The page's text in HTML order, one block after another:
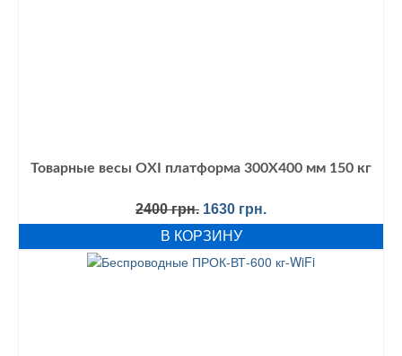
Товарные весы OXI платформа 300Х400 мм 150 кг
2400грн. Первоначальная
цена
составляла
2400 грн..
1630 грн.
цена:
В КОРЗИНУ